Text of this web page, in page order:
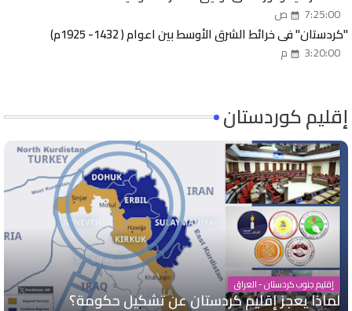
7:25:00 ص
"كردستان" في خرائط الشرق الأوسط بين اعوام ( 1432- 1925م)
3:20:00 م
إقليم كوردستان
إقليم جنوب كردستان - العراق
لماذا يعجز إقليم كردستان عن تشكيل حكومة؟